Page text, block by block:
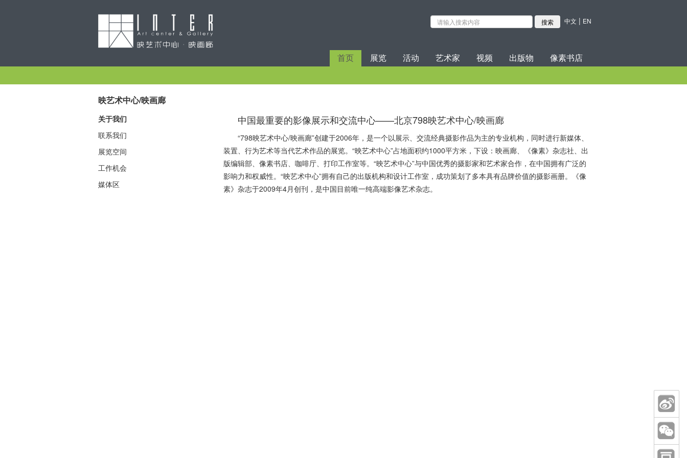
中文 | EN
首页 展览 活动 艺术家 视频 出版物 像素书店
映艺术中心/映画廊
关于我们
联系我们
展览空间
工作机会
媒体区
中国最重要的影像展示和交流中心——北京798映艺术中心/映画廊
“798映艺术中心/映画廊”创建于2006年，是一个以展示、交流经典摄影作品为主的专业机构，同时进行新媒体、
装置、行为艺术等当代艺术作品的展览。“映艺术中心”占地面积约1000平方米，下设：映画廊、《像素》杂志社、出
版编辑部、像素书店、咖啡厅、打印工作室等。“映艺术中心”与中国优秀的摄影家和艺术家合作，在中国拥有广泛的
影响力和权威性。“映艺术中心”拥有自己的出版机构和设计工作室，成功策划了多本具有品牌价值的摄影画册。《像
素》杂志于2009年4月创刊，是中国目前唯一纯高端影像艺术杂志。